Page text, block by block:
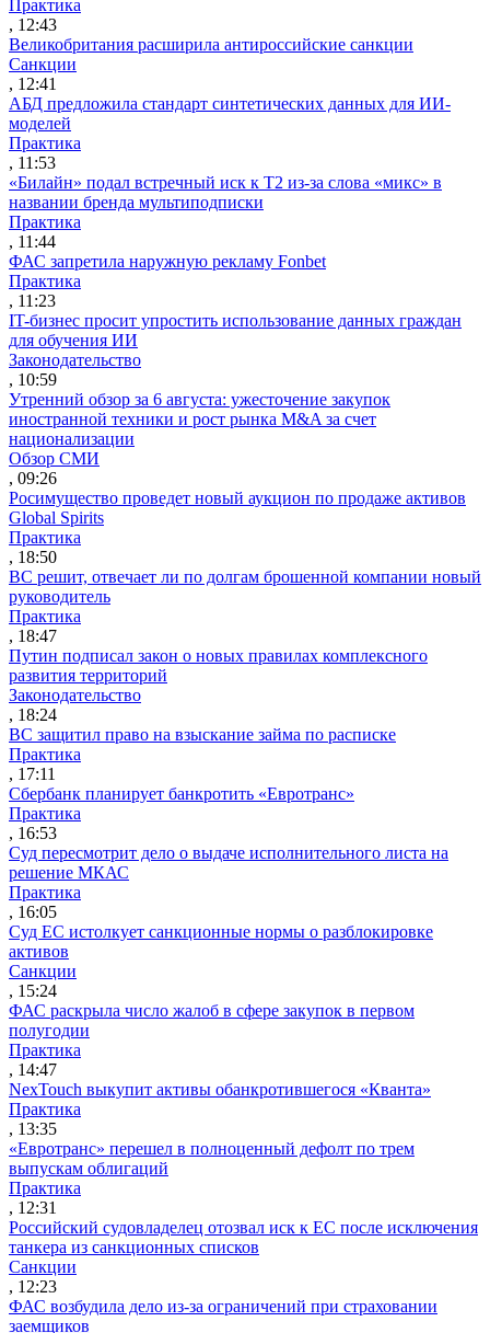
Практика
, 12:43
Великобритания расширила антироссийские санкции
Санкции
, 12:41
АБД предложила стандарт синтетических данных для ИИ-
моделей
Практика
, 11:53
«Билайн» подал встречный иск к Т2 из-за слова «микс» в
названии бренда мультиподписки
Практика
, 11:44
ФАС запретила наружную рекламу Fonbet
Практика
, 11:23
IT-бизнес просит упростить использование данных граждан
для обучения ИИ
Законодательство
, 10:59
Утренний обзор за 6 августа: ужесточение закупок
иностранной техники и рост рынка M&A за счет
национализации
Обзор СМИ
, 09:26
Росимущество проведет новый аукцион по продаже активов
Global Spirits
Практика
, 18:50
ВС решит, отвечает ли по долгам брошенной компании новый
руководитель
Практика
, 18:47
Путин подписал закон о новых правилах комплексного
развития территорий
Законодательство
, 18:24
ВС защитил право на взыскание займа по расписке
Практика
, 17:11
Сбербанк планирует банкротить «Евротранс»
Практика
, 16:53
Суд пересмотрит дело о выдаче исполнительного листа на
решение МКАС
Практика
, 16:05
Суд ЕС истолкует санкционные нормы о разблокировке
активов
Санкции
, 15:24
ФАС раскрыла число жалоб в сфере закупок в первом
полугодии
Практика
, 14:47
NexTouch выкупит активы обанкротившегося «Кванта»
Практика
, 13:35
«Евротранс» перешел в полноценный дефолт по трем
выпускам облигаций
Практика
, 12:31
Российский судовладелец отозвал иск к ЕС после исключения
танкера из санкционных списков
Санкции
, 12:23
ФАС возбудила дело из-за ограничений при страховании
заемщиков